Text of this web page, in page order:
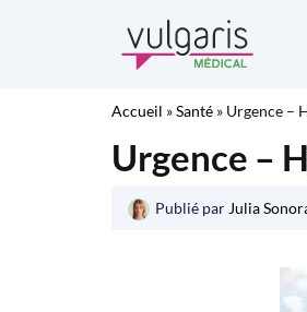
Accueil »Santé » Urgence –
Urgence –
Publié par Julia